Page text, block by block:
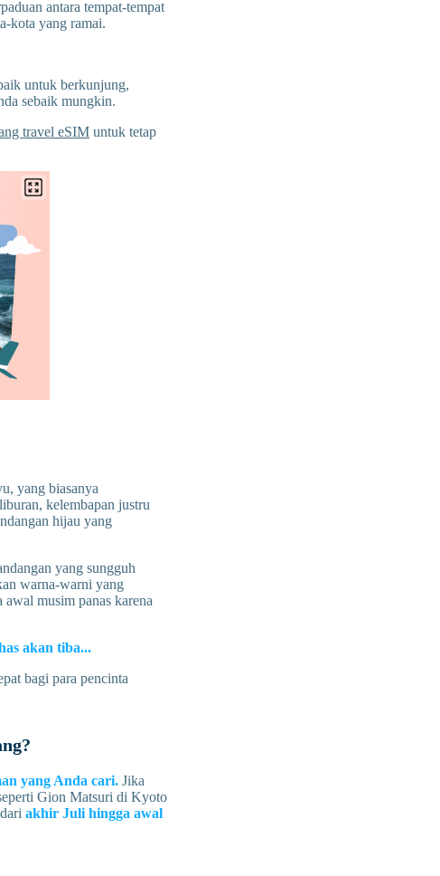
antara tempat-tempat
kota yang ramai.
untuk berkunjung,
sebaik mungkin.
travel eSIM untuk tetap
yang biasanya
kelembapan justru
hijau yang
yang sungguh
warna-warni yang
musim panas karena
akan tiba...
bagi para pencinta
yang Anda cari. Jika
Gion Matsuri di Kyoto
akhir Juli hingga awal